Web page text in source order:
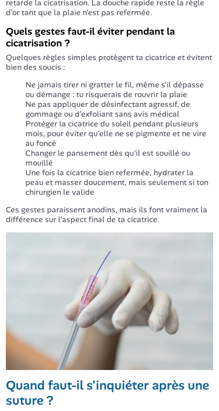
retarde la cicatrisation. La douche rapide reste la règle
d'or tant que la plaie n'est pas refermée.
Quels gestes faut-il éviter pendant la
cicatrisation ?
Quelques règles simples protègent ta cicatrice et évitent
bien des soucis :
Ne jamais tirer ni gratter le fil, même s'il dépasse
ou démange : tu risquerais de rouvrir la plaie
Ne pas appliquer de désinfectant agressif, de
gommage ou d'exfoliant sans avis médical
Protéger la cicatrice du soleil pendant plusieurs
mois, pour éviter qu'elle ne se pigmente et ne vire
au foncé
Changer le pansement dès qu'il est souillé ou
mouillé
Une fois la cicatrice bien refermée, hydrater la
peau et masser doucement, mais seulement si ton
chirurgien le valide
Ces gestes paraissent anodins, mais ils font vraiment la
différence sur l'aspect final de ta cicatrice.
Quand faut-il s'inquiéter après une
suture ?